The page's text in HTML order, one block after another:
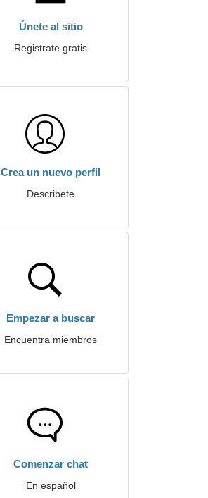
Únete al sitio
Registrate gratis
Crea un nuevo perfil
Describete
Empezar a buscar
Encuentra miembros
Comenzar chat
En español